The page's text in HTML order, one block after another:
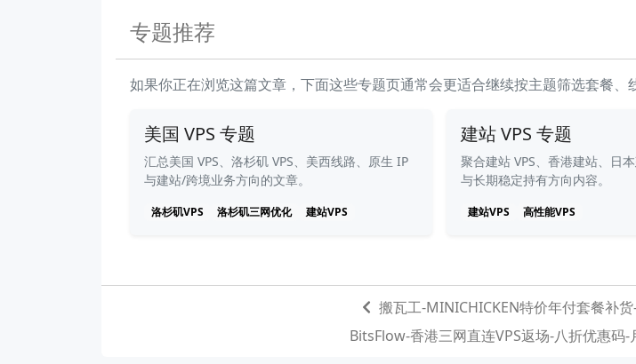
专题推荐
如果你正在浏览这篇文章，下面这些专题页通常会更适合继续按主题筛选套餐、
美国 VPS 专题
汇总美国 VPS、洛杉矶 VPS、美西线路、原生 IP
与建站/跨境业务方向的文章。
洛杉矶VPS 洛杉矶三网优化 建站VPS
建站 VPS 专题
聚合建站 VPS、香港建站、日
与长期稳定持有方向内容。
建站VPS 高性能VPS
搬瓦工-MINICHICKEN特价年付套餐补
BitsFlow-香港三网直连VPS返场-八折优惠码